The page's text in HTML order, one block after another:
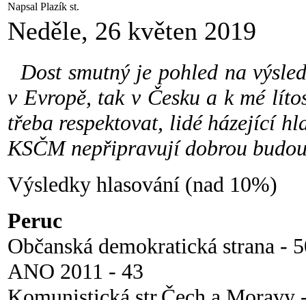
Napsal Plazík st.
Neděle, 26 květen 2019
Dost smutný je pohled na
v Evropě, tak v Česku a k mé
třeba respektovat, lidé házející
KSČM nepřipravují dobrou
Výsledky hlasování (nad 10%)
Peruc
Občanská demokratická strana -
ANO 2011 - 43